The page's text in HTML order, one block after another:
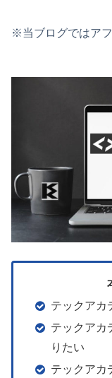
※当ブログではア
テックアカ
テックアカ
りたい
テックアカ